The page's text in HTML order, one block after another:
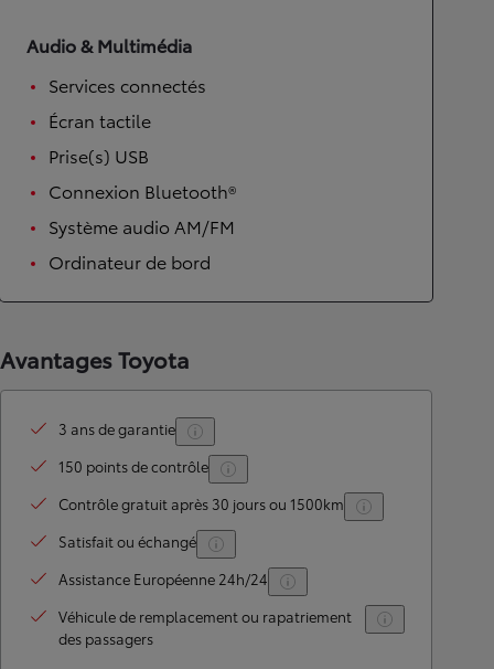
Audio & Multimédia
Services connectés
Écran tactile
Prise(s) USB
Connexion Bluetooth®
Système audio AM/FM
Ordinateur de bord
Avantages Toyota
3 ans de garantie
150 points de contrôle
Contrôle gratuit après 30 jours ou 1500km
Satisfait ou échangé
Assistance Européenne 24h/24
Véhicule de remplacement ou rapatriement
des passagers